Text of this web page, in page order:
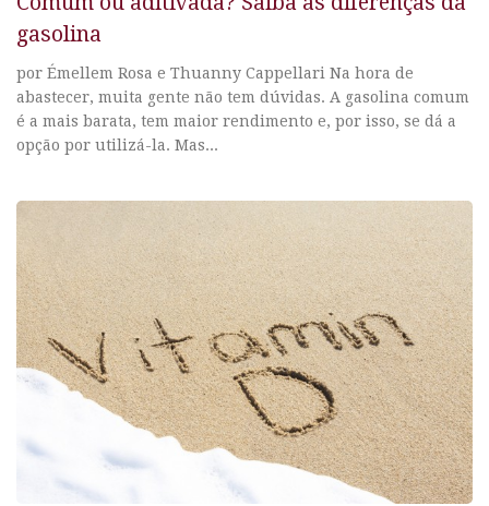
gasolina
por Émellem Rosa e Thuanny Cappellari Na hora de
abastecer, muita gente não tem dúvidas. A gasolina comum
é a mais barata, tem maior rendimento e, por isso, se dá a
opção por utilizá-la. Mas...